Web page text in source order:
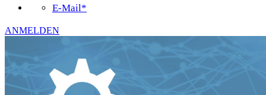
E-Mail*
ANMELDEN